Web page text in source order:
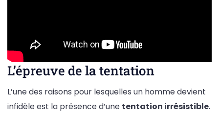
L’épreuve de la tentation
L’une des raisons pour lesquelles un homme devient
infidèle est la présence d’une tentation irrésistible.